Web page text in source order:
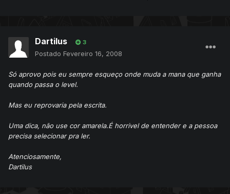
Dartilus 3
Postado Fevereiro 16, 2008
Só aprovo pois eu sempre esqueço onde muda a mana que ganha
quando passa o level.
Mas eu reprovaria pela escrita.
Uma dica, não use cor amarela.É horrivel de entender e a pessoa
precisa selecionar pra ler.
Atenciosamente,
Dartilus